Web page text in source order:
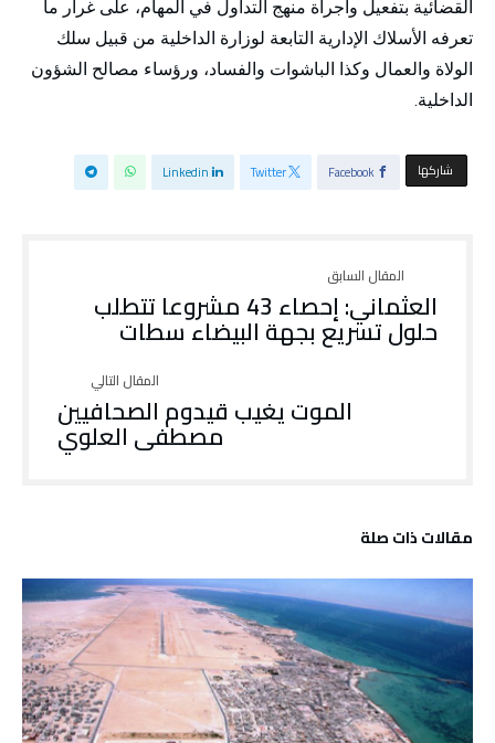
القضائية بتفعيل وأجرأة منهج التداول في المهام، على غرار ما
تعرفه الأسلاك الإدارية التابعة لوزارة الداخلية من قبيل سلك
الولاة والعمال وكذا الباشوات والفساد، ورؤساء مصالح الشؤون
الداخلية.
‫‫ شاركها‬ Facebook
Twitter
Linkedin
العثماني: إحصاء 43 مشروعا تتطلب
حلول تسريع بجهة البيضاء سطات
الموت يغيب قيدوم الصحافيين
مصطفى العلوي
‫مقالات ذات صلة‬